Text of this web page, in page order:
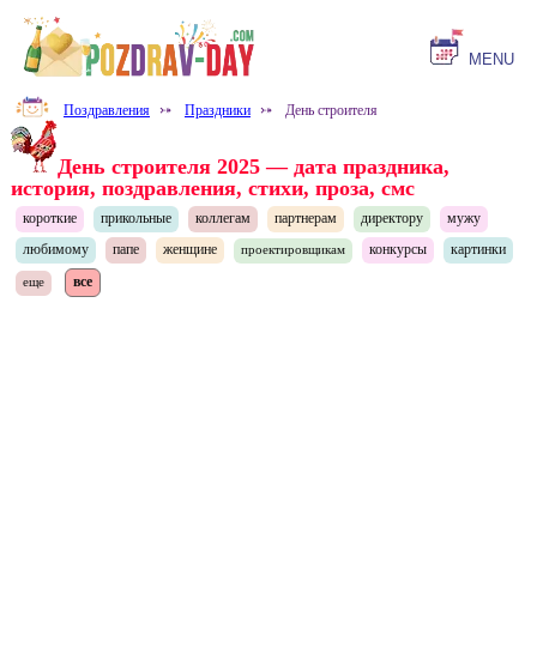
MENU
Поздравления ⤐ Праздники ⤐ День строителя
День строителя 2025 — дата праздника,
история, поздравления, стихи, проза, смс
короткие прикольные коллегам партнерам директору
мужу
любимому
папе женщине проектировщикам конкурсы картинки
еще все